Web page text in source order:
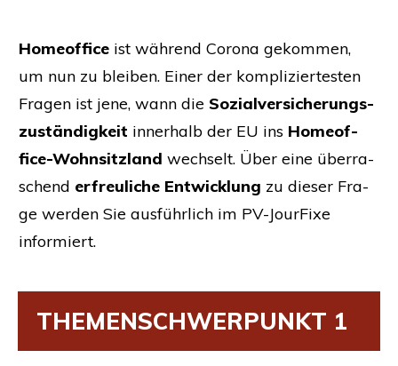
Home­of­fice ist wäh­rend Coro­na gekom­men,
um nun zu blei­ben. Einer der kom­pli­zier­tes­ten
Fra­gen ist jene, wann die Sozi­al­ver­si­che­rungs­
zu­stän­dig­keit inner­halb der EU ins Home­of­
fice-Wohn­sitz­land wech­selt. Über eine über­ra­
schend erfreu­li­che Ent­wick­lung zu die­ser Fra­
ge wer­den Sie aus­führ­lich im PV-Jour­Fi­xe
informiert.
THE­MEN­SCHWER­PUNKT 1